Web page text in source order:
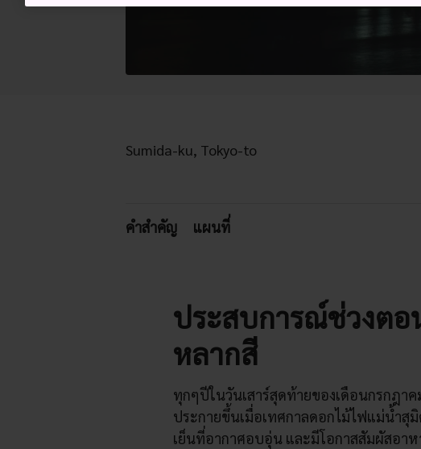
Sumida-ku, Tokyo-to
คำสำคัญ แผนที่
ประสบการณ์ช่วงตอ
หลากสี
ทุกๆปีในวันเสาร์สุดท้ายของเดือนกรกฎา
ประกายขึ้นเมื่อเทศกาลดอกไม้ไฟแม่น้ำ
เย็นที่อากาศอบอุ่น และมีโอกาสสัมผัสอา